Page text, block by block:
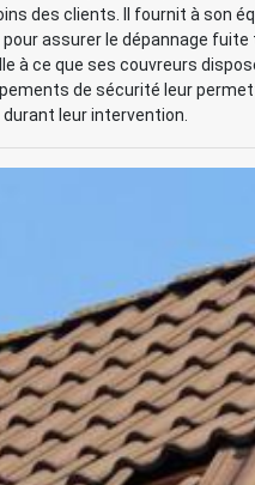
des clients. Il fournit à son
assurer le dépannage fuite
à ce que ses couvreurs
de sécurité leur
leur intervention.